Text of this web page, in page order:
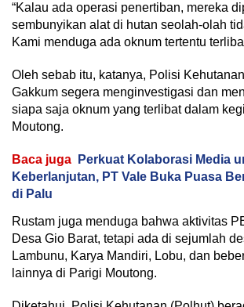
“Kalau ada operasi penertiban, mereka
sembunyikan alat di hutan seolah-olah
Kami menduga ada oknum tertentu
Oleh sebab itu, katanya, Polisi
Gakkum segera menginvestigasi dan
siapa saja oknum yang terlibat dalam
Moutong.
Baca juga
Perkuat Kolaborasi Media
Keberlanjutan, PT Vale Buka Puasa
di Palu
Rustam juga menduga bahwa aktivitas
Desa Gio Barat, tetapi ada di sejumlah
Lambunu, Karya Mandiri, Lobu, dan
lainnya di Parigi Moutong.